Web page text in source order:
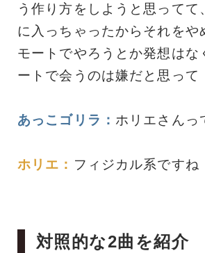
う作り方をしようと思ってて
に入っちゃったからそれをや
モートでやろうとか発想はな
ートで会うのは嫌だと思って
あっこゴリラ： ホリエさんっ
ホリエ： フィジカル系ですね
対照的な2曲を紹介